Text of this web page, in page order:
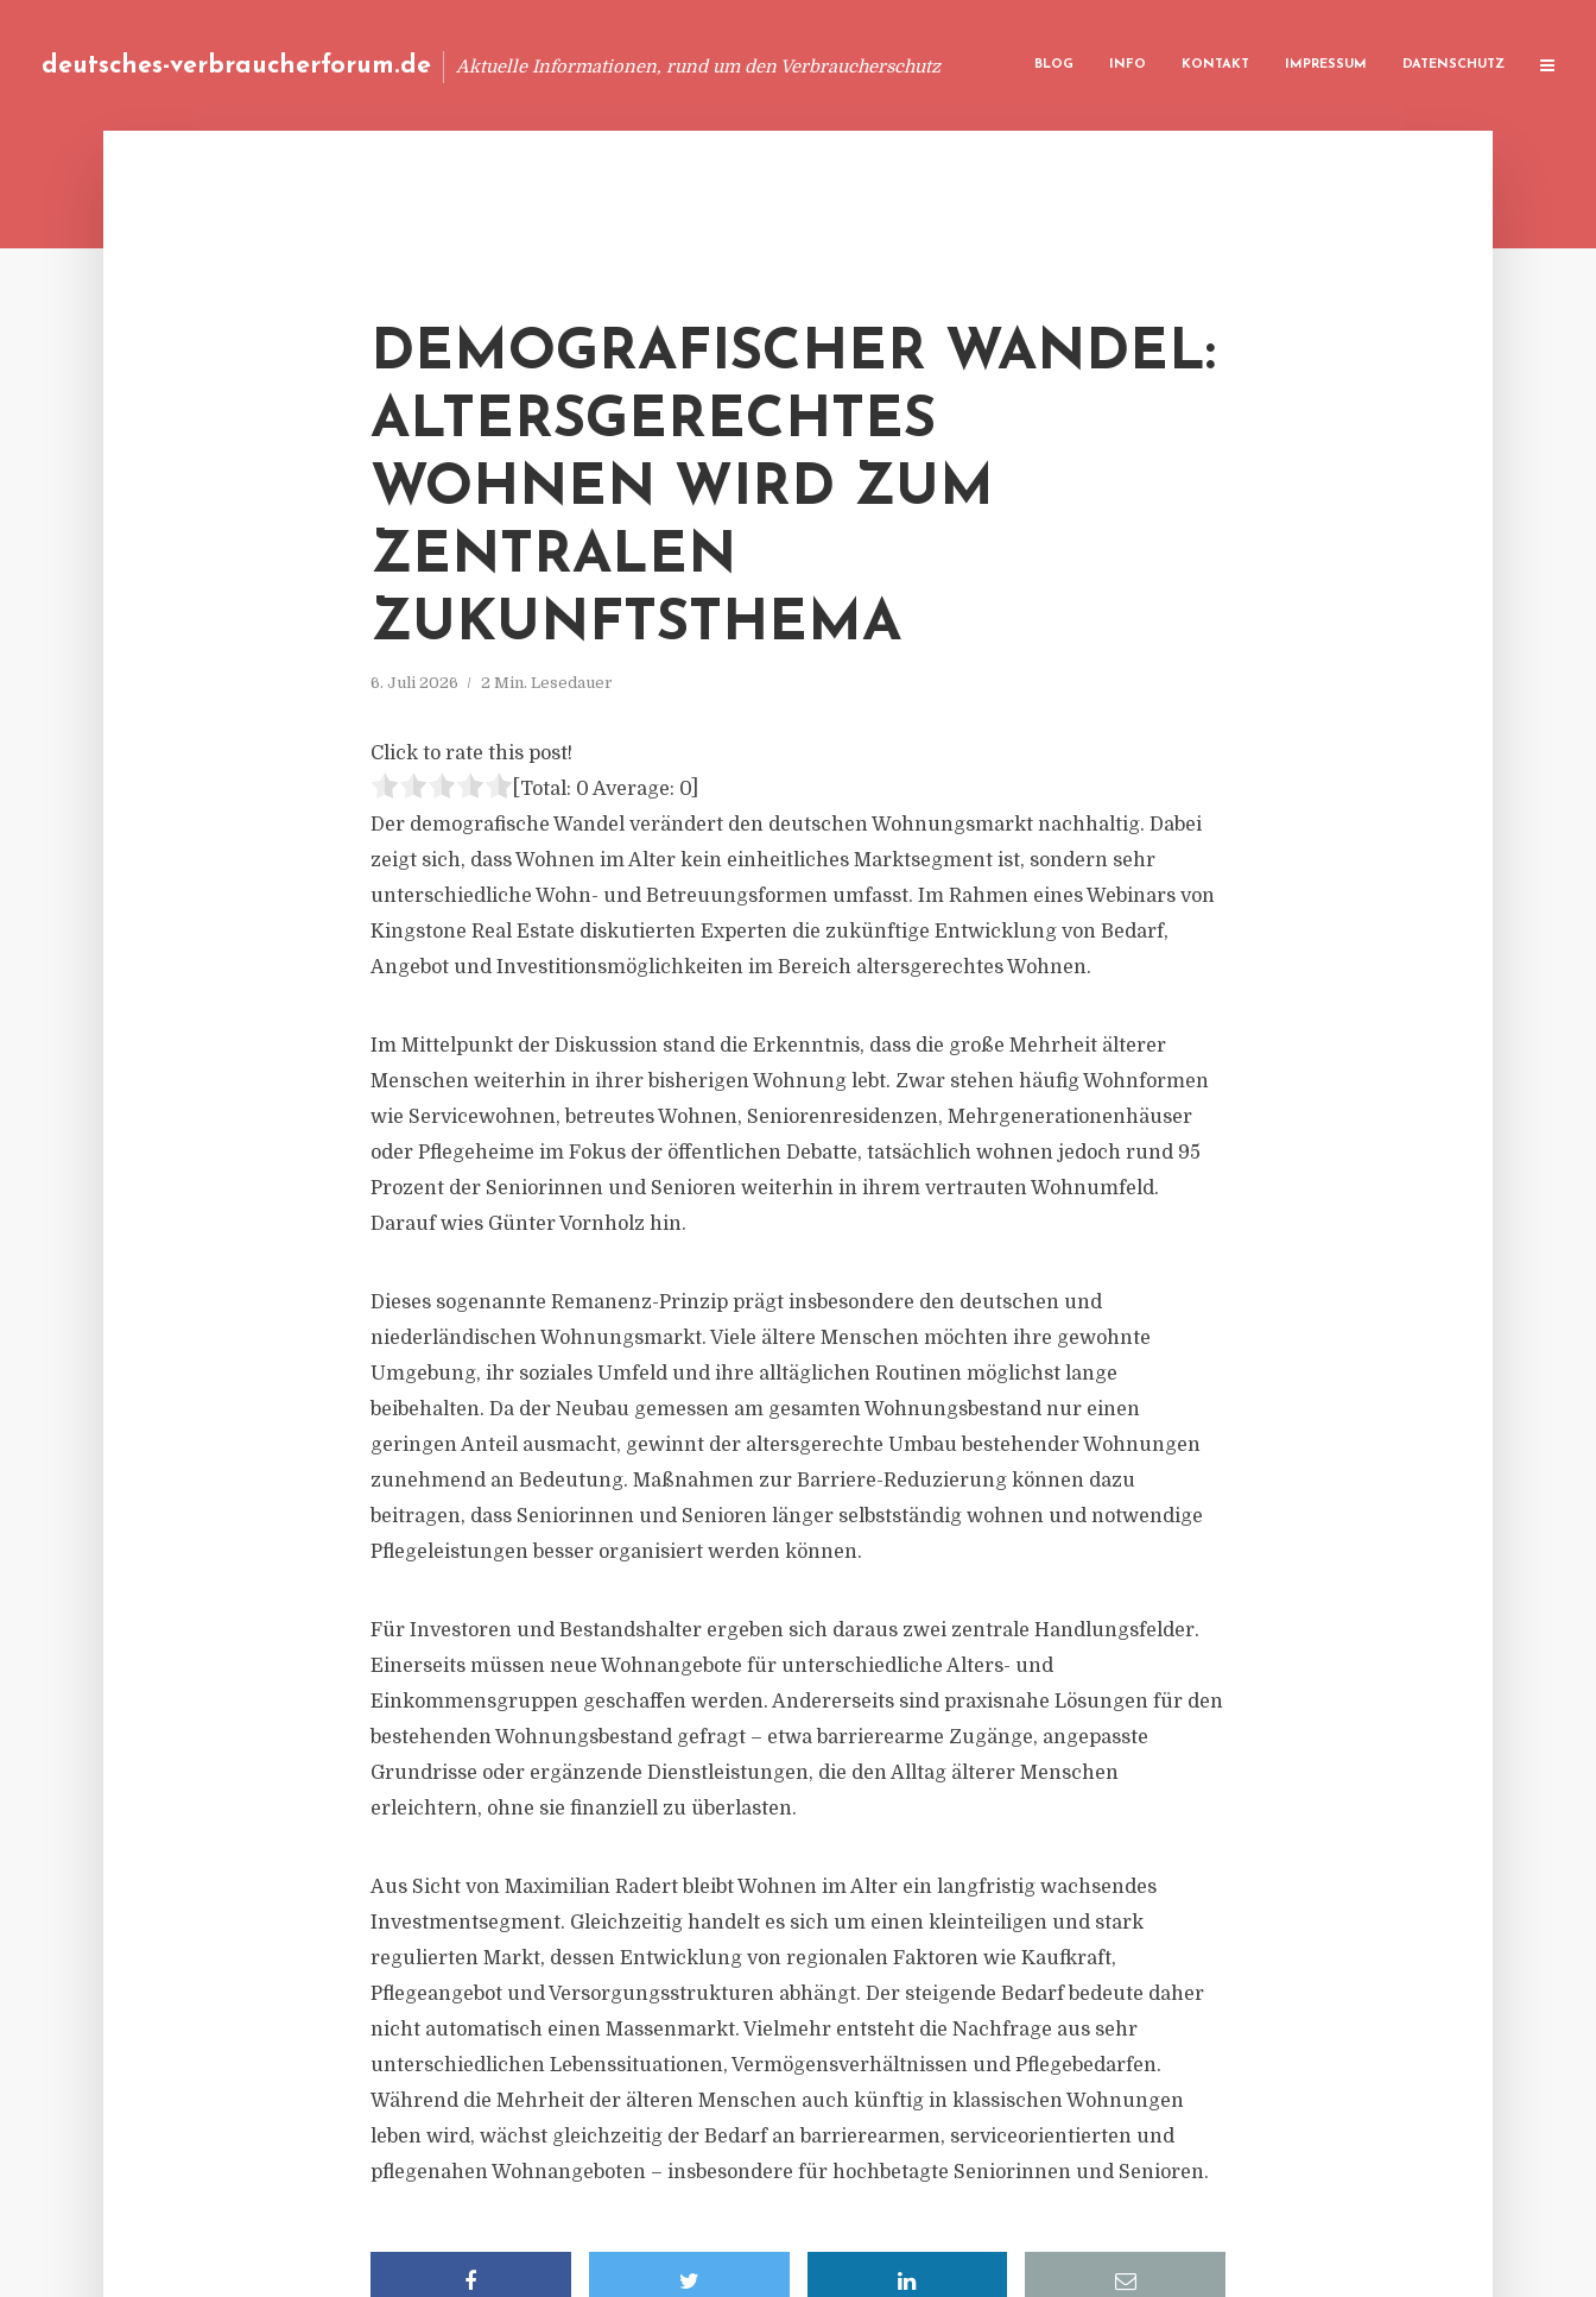
deutsches-verbraucherforum.de Aktuelle Informationen, rund um den Verbraucherschutz BLOG INFO KONTAKT IMPRESSUM DATENSCHUTZ
DEMOGRAFISCHER WANDEL:
ALTERSGERECHTES
WOHNEN WIRD ZUM
ZENTRALEN
ZUKUNFTSTHEMA
6. Juli 2026 2 Min. Lesedauer
Click to rate this post!
[Total: 0 Average: 0
Der demografische Wandel verändert den deutschen Wohnungsmarkt nachhaltig. Dabei
zeigt sich, dass Wohnen im Alter kein einheitliches Marktsegment ist, sondern sehr
unterschiedliche Wohn- und Betreuungsformen umfasst. Im Rahmen eines Webinars von
Kingstone Real Estate diskutierten Experten die zukünftige Entwicklung von Bedarf,
Angebot und Investitionsmöglichkeiten im Bereich altersgerechtes Wohnen.
Im Mittelpunkt der Diskussion stand die Erkenntnis, dass die große Mehrheit älterer
Menschen weiterhin in ihrer bisherigen Wohnung lebt. Zwar stehen häufig Wohnformen
wie Servicewohnen, betreutes Wohnen, Seniorenresidenzen, Mehrgenerationenhäuser
oder Pflegeheime im Fokus der öffentlichen Debatte, tatsächlich wohnen jedoch rund 95
Prozent der Seniorinnen und Senioren weiterhin in ihrem vertrauten Wohnumfeld.
Darauf wies Günter Vornholz hin.
Dieses sogenannte Remanenz-Prinzip prägt insbesondere den deutschen und
niederländischen Wohnungsmarkt. Viele ältere Menschen möchten ihre gewohnte
Umgebung, ihr soziales Umfeld und ihre alltäglichen Routinen möglichst lange
beibehalten. Da der Neubau gemessen am gesamten Wohnungsbestand nur einen
geringen Anteil ausmacht, gewinnt der altersgerechte Umbau bestehender Wohnungen
zunehmend an Bedeutung. Maßnahmen zur Barriere-Reduzierung können dazu
beitragen, dass Seniorinnen und Senioren länger selbstständig wohnen und notwendige
Pflegeleistungen besser organisiert werden können.
Für Investoren und Bestandshalter ergeben sich daraus zwei zentrale Handlungsfelder.
Einerseits müssen neue Wohnangebote für unterschiedliche Alters- und
Einkommensgruppen geschaffen werden. Andererseits sind praxisnahe Lösungen für den
bestehenden Wohnungsbestand gefragt – etwa barrierearme Zugänge, angepasste
Grundrisse oder ergänzende Dienstleistungen, die den Alltag älterer Menschen
erleichtern, ohne sie finanziell zu überlasten.
Aus Sicht von Maximilian Radert bleibt Wohnen im Alter ein langfristig wachsendes
Investmentsegment. Gleichzeitig handelt es sich um einen kleinteiligen und stark
regulierten Markt, dessen Entwicklung von regionalen Faktoren wie Kaufkraft,
Pflegeangebot und Versorgungsstrukturen abhängt. Der steigende Bedarf bedeute daher
nicht automatisch einen Massenmarkt. Vielmehr entsteht die Nachfrage aus sehr
unterschiedlichen Lebenssituationen, Vermögensverhältnissen und Pflegebedarfen.
Während die Mehrheit der älteren Menschen auch künftig in klassischen Wohnungen
leben wird, wächst gleichzeitig der Bedarf an barrierearmen, serviceorientierten und
pflegenahen Wohnangeboten – insbesondere für hochbetagte Seniorinnen und Senioren.